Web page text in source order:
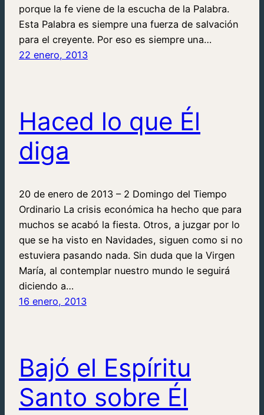
porque la fe viene de la escucha de la Palabra.
Esta Palabra es siempre una fuerza de salvación
para el creyente. Por eso es siempre una…
22 enero, 2013
Haced lo que Él
diga
20 de enero de 2013 – 2 Domingo del Tiempo
Ordinario La crisis económica ha hecho que para
muchos se acabó la fiesta. Otros, a juzgar por lo
que se ha visto en Navidades, siguen como si no
estuviera pasando nada. Sin duda que la Virgen
María, al contemplar nuestro mundo le seguirá
diciendo a…
16 enero, 2013
Bajó el Espíritu
Santo sobre Él